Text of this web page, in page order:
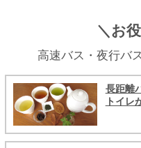
＼お
高速バス・夜行バ
長距離
トイレ